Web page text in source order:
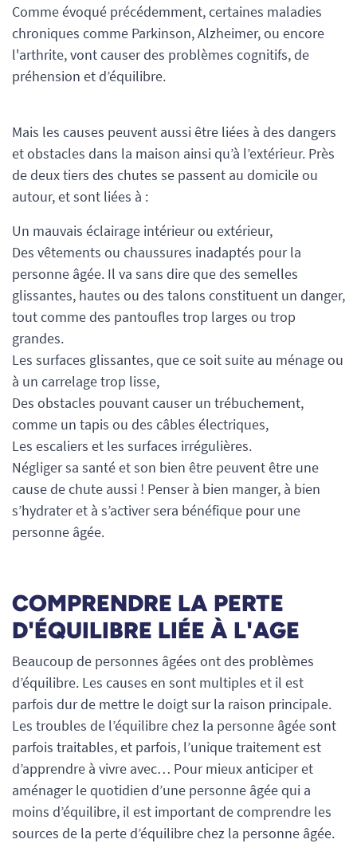
Comme évoqué précédemment, certaines maladies
chroniques comme Parkinson, Alzheimer, ou encore
l'arthrite, vont causer des problèmes cognitifs, de
préhension et d’équilibre.
Mais les causes peuvent aussi être liées à des dangers
et obstacles dans la maison ainsi qu’à l’extérieur. Près
de deux tiers des chutes se passent au domicile ou
autour, et sont liées à :
Un mauvais éclairage intérieur ou extérieur,
Des vêtements ou chaussures inadaptés pour la
personne âgée. Il va sans dire que des semelles
glissantes, hautes ou des talons constituent un danger,
tout comme des pantoufles trop larges ou trop
grandes.
Les surfaces glissantes, que ce soit suite au ménage ou
à un carrelage trop lisse,
Des obstacles pouvant causer un trébuchement,
comme un tapis ou des câbles électriques,
Les escaliers et les surfaces irrégulières.
Négliger sa santé et son bien être peuvent être une
cause de chute aussi ! Penser à bien manger, à bien
s’hydrater et à s’activer sera bénéfique pour une
personne âgée.
COMPRENDRE LA PERTE
D'ÉQUILIBRE LIÉE À L'AGE
Beaucoup de personnes âgées ont des problèmes
d’équilibre. Les causes en sont multiples et il est
parfois dur de mettre le doigt sur la raison principale.
Les troubles de l’équilibre chez la personne âgée sont
parfois traitables, et parfois, l’unique traitement est
d’apprendre à vivre avec… Pour mieux anticiper et
aménager le quotidien d’une personne âgée qui a
moins d’équilibre, il est important de comprendre les
sources de la perte d’équilibre chez la personne âgée.